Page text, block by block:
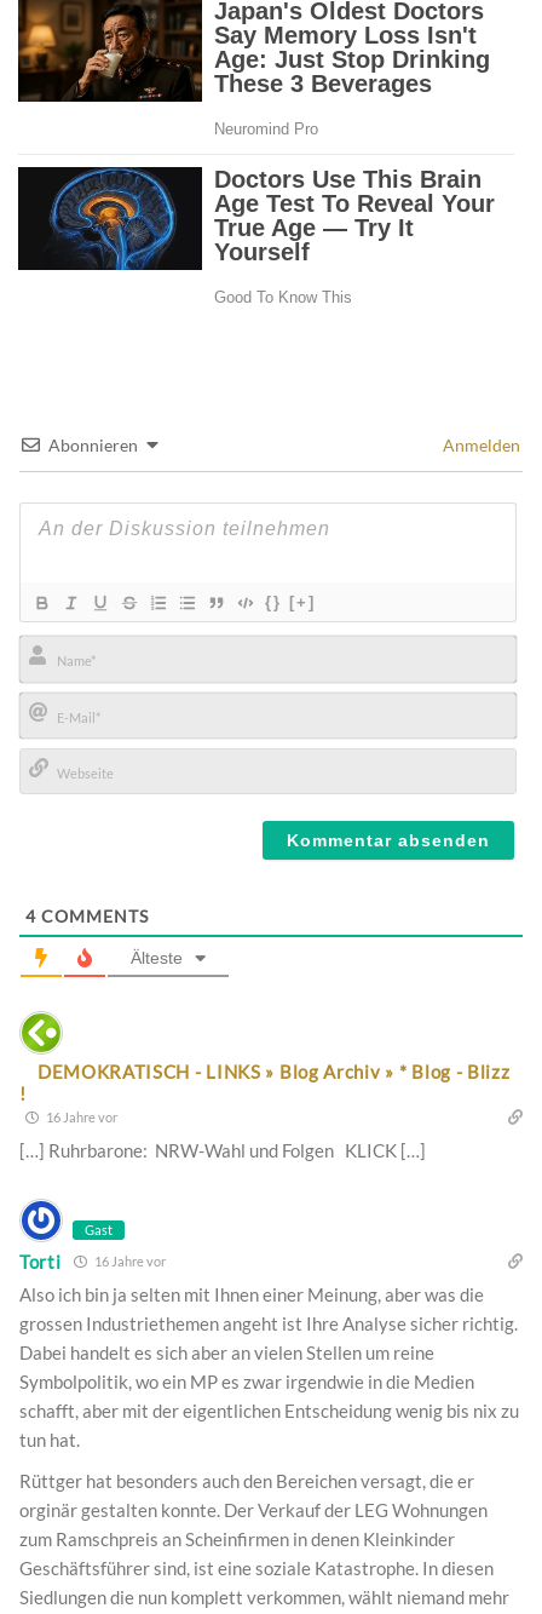
Abonnieren Anmelden
{} [+]
Name*
E-
Mail*
4 COMMENTS
Älteste
DEMOKRATISCH - LINKS » Blog Archiv » * Blog - Blizz
!
16 Jahre vor
[…] Ruhrbarone: NRW-Wahl und Folgen KLICK […]
Gast
Torti 16 Jahre vor
Also ich bin ja selten mit Ihnen einer Meinung, aber was die
grossen Industriethemen angeht ist Ihre Analyse sicher richtig.
Dabei handelt es sich aber an vielen Stellen um reine
Symbolpolitik, wo ein MP es zwar irgendwie in die Medien
schafft, aber mit der eigentlichen Entscheidung wenig bis nix zu
tun hat.
Rüttger hat besonders auch den Bereichen versagt, die er
orginär gestalten konnte. Der Verkauf der LEG Wohnungen
zum Ramschpreis an Scheinfirmen in denen Kleinkinder
Geschäftsführer sind, ist eine soziale Katastrophe. In diesen
Siedlungen die nun komplett verkommen, wählt niemand mehr